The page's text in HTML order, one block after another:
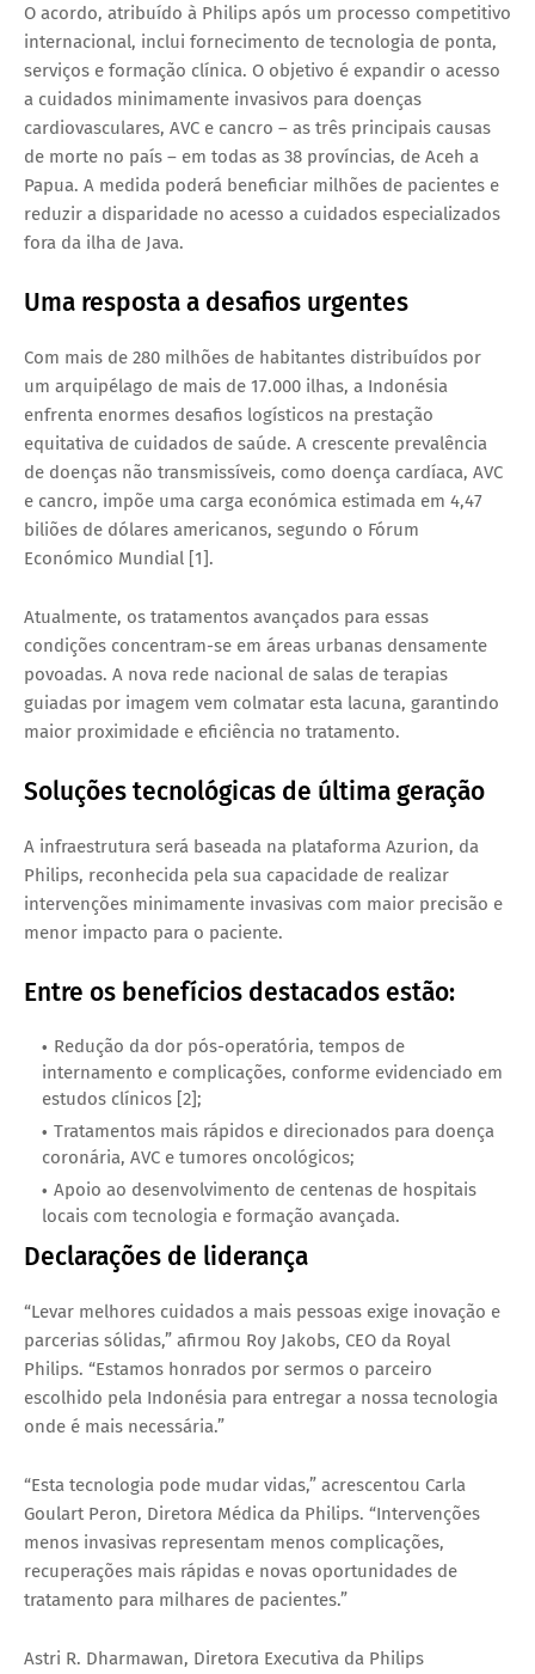
O acordo, atribuído à Philips após um processo competitivo
internacional, inclui fornecimento de tecnologia de ponta,
serviços e formação clínica. O objetivo é expandir o acesso
a cuidados minimamente invasivos para doenças
cardiovasculares, AVC e cancro – as três principais causas
de morte no país – em todas as 38 províncias, de Aceh a
Papua. A medida poderá beneficiar milhões de pacientes e
reduzir a disparidade no acesso a cuidados especializados
fora da ilha de Java.
Uma resposta a desafios urgentes
Com mais de 280 milhões de habitantes distribuídos por
um arquipélago de mais de 17.000 ilhas, a Indonésia
enfrenta enormes desafios logísticos na prestação
equitativa de cuidados de saúde. A crescente prevalência
de doenças não transmissíveis, como doença cardíaca, AVC
e cancro, impõe uma carga económica estimada em 4,47
biliões de dólares americanos, segundo o Fórum
Económico Mundial [1].
Atualmente, os tratamentos avançados para essas
condições concentram-se em áreas urbanas densamente
povoadas. A nova rede nacional de salas de terapias
guiadas por imagem vem colmatar esta lacuna, garantindo
maior proximidade e eficiência no tratamento.
Soluções tecnológicas de última geração
A infraestrutura será baseada na plataforma Azurion, da
Philips, reconhecida pela sua capacidade de realizar
intervenções minimamente invasivas com maior precisão e
menor impacto para o paciente.
Entre os benefícios destacados estão:
Redução da dor pós-operatória, tempos de
internamento e complicações, conforme evidenciado em
estudos clínicos [2];
Tratamentos mais rápidos e direcionados para doença
coronária, AVC e tumores oncológicos;
Apoio ao desenvolvimento de centenas de hospitais
locais com tecnologia e formação avançada.
Declarações de liderança
“Levar melhores cuidados a mais pessoas exige inovação e
parcerias sólidas,” afirmou Roy Jakobs, CEO da Royal
Philips. “Estamos honrados por sermos o parceiro
escolhido pela Indonésia para entregar a nossa tecnologia
onde é mais necessária.”
“Esta tecnologia pode mudar vidas,” acrescentou Carla
Goulart Peron, Diretora Médica da Philips. “Intervenções
menos invasivas representam menos complicações,
recuperações mais rápidas e novas oportunidades de
tratamento para milhares de pacientes.”
Astri R. Dharmawan, Diretora Executiva da Philips